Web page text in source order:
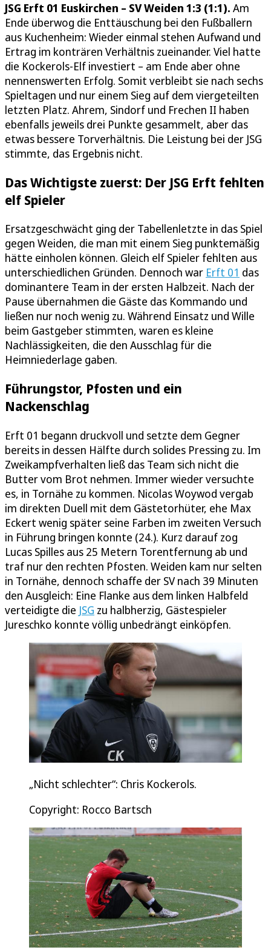
JSG Erft 01 Euskirchen – SV Weiden 1:3 (1:1). Am
Ende überwog die Enttäuschung bei den Fußballern
aus Kuchenheim: Wieder einmal stehen Aufwand und
Ertrag im konträren Verhältnis zueinander. Viel hatte
die Kockerols-Elf investiert – am Ende aber ohne
nennenswerten Erfolg. Somit verbleibt sie nach sechs
Spieltagen und nur einem Sieg auf dem viergeteilten
letzten Platz. Ahrem, Sindorf und Frechen II haben
ebenfalls jeweils drei Punkte gesammelt, aber das
etwas bessere Torverhältnis. Die Leistung bei der JSG
stimmte, das Ergebnis nicht.
Das Wichtigste zuerst: Der JSG Erft fehlten
elf Spieler
Ersatzgeschwächt ging der Tabellenletzte in das Spiel
gegen Weiden, die man mit einem Sieg punktemäßig
hätte einholen können. Gleich elf Spieler fehlten aus
unterschiedlichen Gründen. Dennoch war Erft 01 das
dominantere Team in der ersten Halbzeit. Nach der
Pause übernahmen die Gäste das Kommando und
ließen nur noch wenig zu. Während Einsatz und Wille
beim Gastgeber stimmten, waren es kleine
Nachlässigkeiten, die den Ausschlag für die
Heimniederlage gaben.
Führungstor, Pfosten und ein
Nackenschlag
Erft 01 begann druckvoll und setzte dem Gegner
bereits in dessen Hälfte durch solides Pressing zu. Im
Zweikampfverhalten ließ das Team sich nicht die
Butter vom Brot nehmen. Immer wieder versuchte
es, in Tornähe zu kommen. Nicolas Woywod vergab
im direkten Duell mit dem Gästetorhüter, ehe Max
Eckert wenig später seine Farben im zweiten Versuch
in Führung bringen konnte (24.). Kurz darauf zog
Lucas Spilles aus 25 Metern Torentfernung ab und
traf nur den rechten Pfosten. Weiden kam nur selten
in Tornähe, dennoch schaffe der SV nach 39 Minuten
den Ausgleich: Eine Flanke aus dem linken Halbfeld
verteidigte die JSG zu halbherzig, Gästespieler
Jureschko konnte völlig unbedrängt einköpfen.
„Nicht schlechter“: Chris Kockerols.
Copyright: Rocco Bartsch